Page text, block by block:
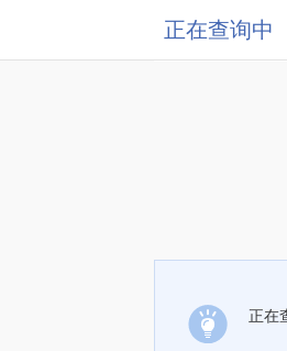
正在查询中
正在